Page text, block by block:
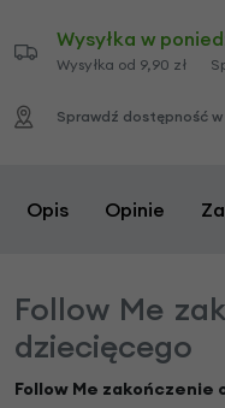
Wysyłka w
Wysyłka od 9,90 zł
Sprawdź dostępność
Opis Opinie
Follow Me
dziecięcego
Follow Me